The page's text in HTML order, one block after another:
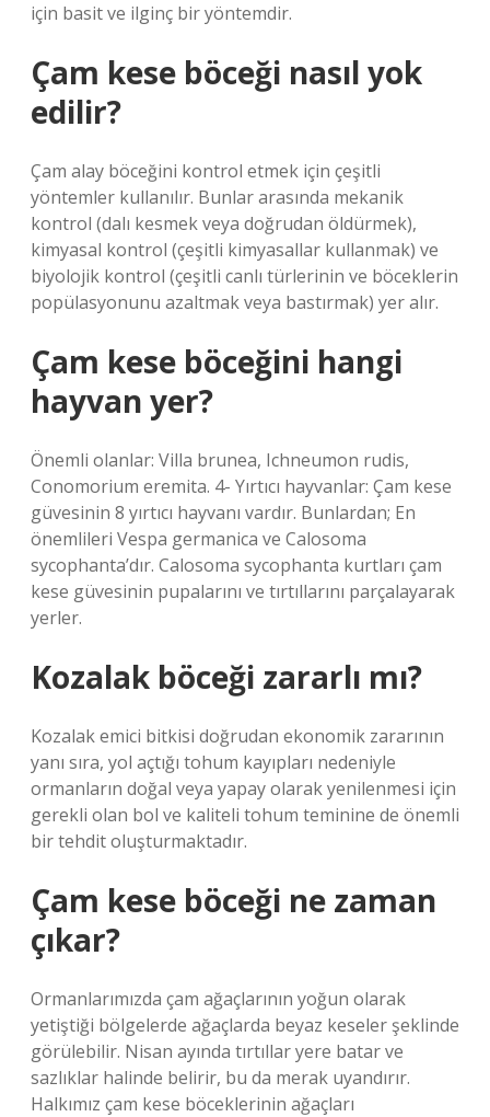
için basit ve ilginç bir yöntemdir.
Çam kese böceği nasıl yok
edilir?
Çam alay böceğini kontrol etmek için çeşitli
yöntemler kullanılır. Bunlar arasında mekanik
kontrol (dalı kesmek veya doğrudan öldürmek),
kimyasal kontrol (çeşitli kimyasallar kullanmak) ve
biyolojik kontrol (çeşitli canlı türlerinin ve böceklerin
popülasyonunu azaltmak veya bastırmak) yer alır.
Çam kese böceğini hangi
hayvan yer?
Önemli olanlar: Villa brunea, Ichneumon rudis,
Conomorium eremita. 4- Yırtıcı hayvanlar: Çam kese
güvesinin 8 yırtıcı hayvanı vardır. Bunlardan; En
önemlileri Vespa germanica ve Calosoma
sycophanta’dır. Calosoma sycophanta kurtları çam
kese güvesinin pupalarını ve tırtıllarını parçalayarak
yerler.
Kozalak böceği zararlı mı?
Kozalak emici bitkisi doğrudan ekonomik zararının
yanı sıra, yol açtığı tohum kayıpları nedeniyle
ormanların doğal veya yapay olarak yenilenmesi için
gerekli olan bol ve kaliteli tohum teminine de önemli
bir tehdit oluşturmaktadır.
Çam kese böceği ne zaman
çıkar?
Ormanlarımızda çam ağaçlarının yoğun olarak
yetiştiği bölgelerde ağaçlarda beyaz keseler şeklinde
görülebilir. Nisan ayında tırtıllar yere batar ve
sazlıklar halinde belirir, bu da merak uyandırır.
Halkımız çam kese böceklerinin ağaçları